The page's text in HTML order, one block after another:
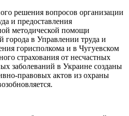
решения вопросов организации
и предоставления
методической помощи
города в Управлении труда и
горисполкома и в Чугуевском
страхования от несчастных
заболеваний в Украине созданы
правовых актов из охраны